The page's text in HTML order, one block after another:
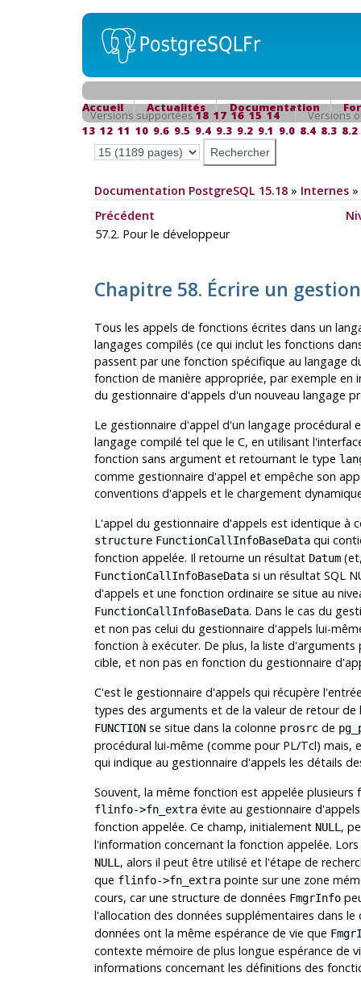
Accueil Actualités Documentation
Versions supportées18 17 16 15 14
Versions
13 12 11 10 9.6 9.5 9.4 9.3 9.2 9.1 9.0 8.4 8.3 8.2
Documentation PostgreSQL 15.18» Internes»
Précédent
57.2. Pour le développeur
Chapitre 58. Écrire un
Tous les appels de fonctions écrites dans un
langages compilés (ce qui inclut les fonctions
passent par une fonction spécifique au langage
fonction de manière appropriée, par exemple en
du gestionnaire d'appels d'un nouveau langage
Le gestionnaire d'appel d'un langage procédural
langage compilé tel que le C, en utilisant
fonction sans argument et retournant le type
comme gestionnaire d'appel et empêche son
conventions d'appels et le chargement
L'appel du gestionnaire d'appels est identique à
structure FunctionCallInfoBaseDataqui
fonction appelée. Il retourne un résultat Datum
FunctionCallInfoBaseDatasi un résultat SQL
d'appels et une fonction ordinaire se situe au
FunctionCallInfoBaseData. Dans le cas du
et non pas celui du gestionnaire d'appels lui-
fonction à exécuter. De plus, la liste
cible, et non pas en fonction du gestionnaire
C'est le gestionnaire d'appels qui récupère
types des arguments et de la valeur de retour
FUNCTIONse situe dans la colonne prosrcde
procédural lui-même (comme pour PL/Tcl) mais,
qui indique au gestionnaire d'appels les détails
Souvent, la même fonction est appelée
flinfo->fn_extraévite au gestionnaire
fonction appelée. Ce champ, initialement NULL,
l'information concernant la fonction appelée.
NULL, alors il peut être utilisé et l'étape de
que flinfo->fn_extrapointe sur une zone
cours, car une structure de données FmgrInfo
l'allocation des données supplémentaires dans
données ont la même espérance de vie que
contexte mémoire de plus longue espérance de
informations concernant les définitions des